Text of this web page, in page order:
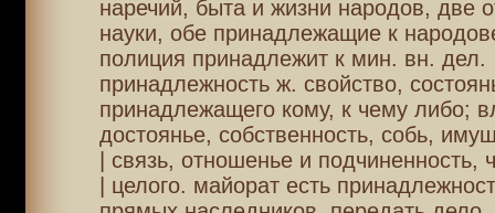
наречий, быта и жизни народов, две
науки, обе принадлежащие к
полиция принадлежит к мин. вн. дел.
принадлежность ж. свойство,
принадлежащего кому, к чему либо;
достоянье, собственность, собь,
| связь, отношенье и подчиненность,
| целого. майорат есть